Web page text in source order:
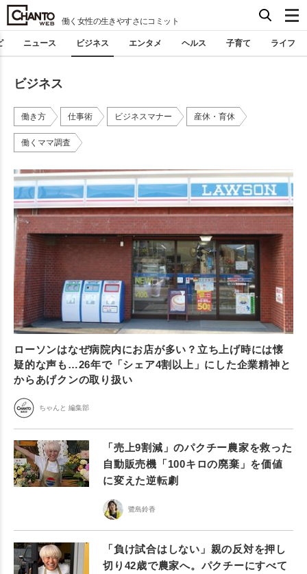
働く女性の生きやすさにコミット
ニュース ビジネス エンタメ ヘルス 子育て ライフ
ビジネス
働き方 仕事術 ビジネスマナー 産休・育休
働くママ調査
ローソンはなぜ病院内にお店が多い？立ち上げ時には懐
疑的な声も…26年で「シェア4割以上」にした企業精神と
からあげクンの取り扱い
ちゃんと 編集部
「売上9割減」のパクチー農家を救った
自動販売機「100キロの廃棄」を価値
に変えた逆転劇
鷺島鈴香
「負け試合はしない」親の反対を押し
切り42歳で農家へ。パクチーにすべて